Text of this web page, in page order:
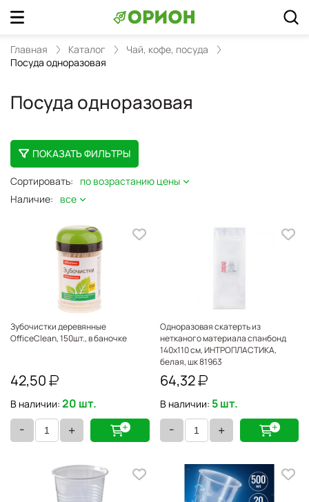
Главная Каталог
Чай, кофе, посуда
Посуда одноразовая
Посуда одноразовая
Сортировать:
по возрастанию цены
Наличие:
все
ПОКАЗАТЬ ФИЛЬТРЫ
Зубочистки деревянные
OfficeClean, 150шт., в баночке
42,50
В наличии: 20 шт.
- +
Одноразовая скатерть из
нетканого материала спанбонд
140х110 см, ИНТРОПЛАСТИКА,
белая, шк 81963
64,32
В наличии: 5 шт.
- +